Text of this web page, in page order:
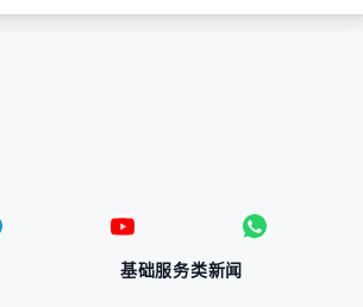
基础服务类新闻